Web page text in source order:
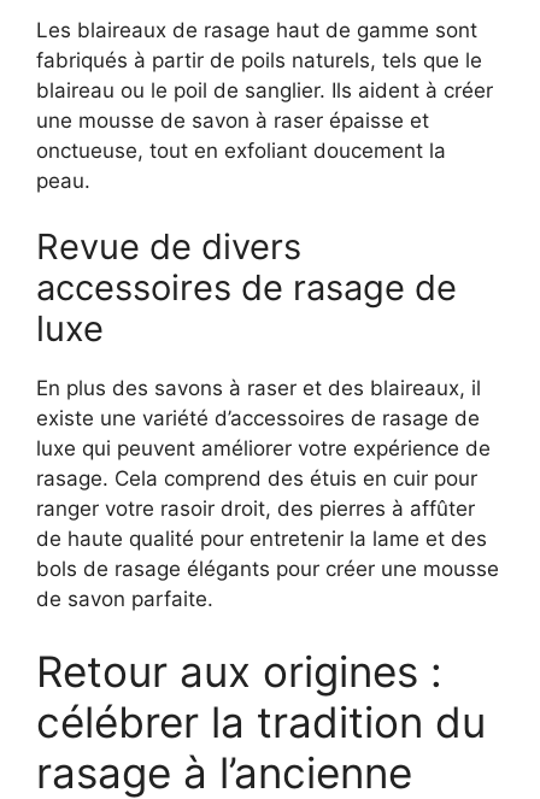
Les blaireaux de rasage haut de gamme sont
fabriqués à partir de poils naturels, tels que le
blaireau ou le poil de sanglier. Ils aident à créer
une mousse de savon à raser épaisse et
onctueuse, tout en exfoliant doucement la
peau.
Revue de divers
accessoires de rasage de
luxe
En plus des savons à raser et des blaireaux, il
existe une variété d’accessoires de rasage de
luxe qui peuvent améliorer votre expérience de
rasage. Cela comprend des étuis en cuir pour
ranger votre rasoir droit, des pierres à affûter
de haute qualité pour entretenir la lame et des
bols de rasage élégants pour créer une mousse
de savon parfaite.
Retour aux origines :
célébrer la tradition du
rasage à l’ancienne